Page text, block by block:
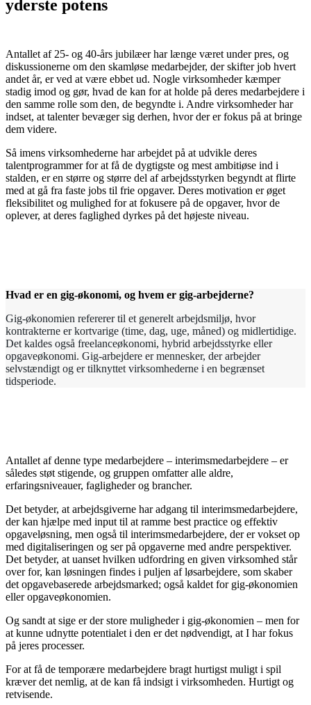
yderste potens
Antallet af 25- og 40-års jubilæer har længe været under pres, og
diskussionerne om den skamløse medarbejder, der skifter job hvert
andet år, er ved at være ebbet ud. Nogle virksomheder kæmper
stadig imod og gør, hvad de kan for at holde på deres medarbejdere i
den samme rolle som den, de begyndte i. Andre virksomheder har
indset, at talenter bevæger sig derhen, hvor der er fokus på at bringe
dem videre.
Så imens virksomhederne har arbejdet på at udvikle deres
talentprogrammer for at få de dygtigste og mest ambitiøse ind i
stalden, er en større og større del af arbejdsstyrken begyndt at flirte
med at gå fra faste jobs til frie opgaver. Deres motivation er øget
fleksibilitet og mulighed for at fokusere på de opgaver, hvor de
oplever, at deres faglighed dyrkes på det højeste niveau.
Hvad er en gig-økonomi, og hvem er gig-arbejderne?
Gig-økonomien refererer til et generelt arbejdsmiljø, hvor
kontrakterne er kortvarige (time, dag, uge, måned) og midlertidige.
Det kaldes også freelanceøkonomi, hybrid arbejdsstyrke eller
opgaveøkonomi. Gig-arbejdere er mennesker, der arbejder
selvstændigt og er tilknyttet virksomhederne i en begrænset
tidsperiode.
Antallet af denne type medarbejdere – interimsmedarbejdere – er
således støt stigende, og gruppen omfatter alle aldre,
erfaringsniveauer, fagligheder og brancher.
Det betyder, at arbejdsgiverne har adgang til interimsmedarbejdere,
der kan hjælpe med input til at ramme best practice og effektiv
opgaveløsning, men også til interims­medarbejdere, der er vokset op
med digitaliseringen og ser på opgaverne med andre perspektiver.
Det betyder, at uanset hvilken udfordring en given virksomhed står
over for, kan løsningen findes i puljen af løs­arbejdere, som skaber
det opgave­baserede arbejdsmarked; også kaldet for gig-øko­nomien
eller opgaveøkonomien.
Og sandt at sige er der store muligheder i gig-økonomien – men for
at kunne udnytte potentialet i den er det nødvendigt, at I har fokus
på jeres processer.
For at få de temporære medarbejdere bragt hurtigst muligt i spil
kræver det nemlig, at de kan få indsigt i virksomheden. Hurtigt og
retvisende.